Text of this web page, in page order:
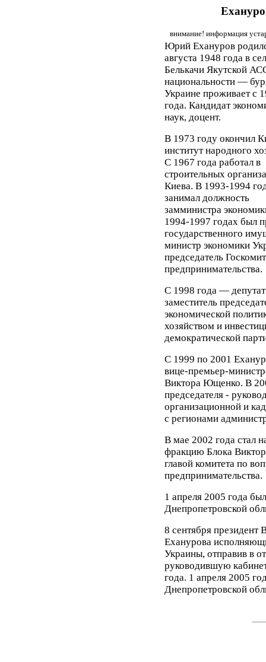
внимание! информация
Юрий Ехануров
августа 1948 года в
Белькачи Якутской
национальности —
Украине проживает с
года. Кандидат
наук, доцент.
В 1973 году окончил
институт народного
С 1967 года работал в
строительных
Киева. В 1993-1994
занимал должность
замминистра
1994-1997 годах был
государственного
министр экономики
председатель
предпринимательства.
С 1998 года —
заместитель
экономической
хозяйством и
демократической
С 1999 по 2001
вице-премьер-
Виктора Ющенко. В
председателя -
организационной и
с регионами
В мае 2002 года стал
фракцию Блока
главой комитета по
предпринимательства.
1 апреля 2005 года
Днепропетровской
8 сентября
Еханурова
Украины, отправив в
руководившую
года. 1 апреля 2005
Днепропетровской